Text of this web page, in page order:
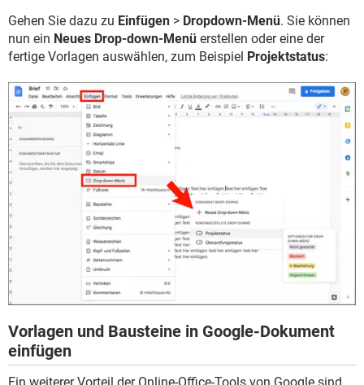
Gehen Sie dazu zu Einfügen > Dropdown-Menü. Sie können
nun ein Neues Drop-down-Menü erstellen oder eine der
fertige Vorlagen auswählen, zum Beispiel Projektstatus:
Vorlagen und Bausteine in Google-Dokument
einfügen